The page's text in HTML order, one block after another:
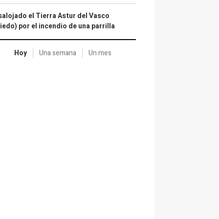
el Tierra Astur del Vasco
por el incendio de una parrilla
Hoy Una semana Un mes